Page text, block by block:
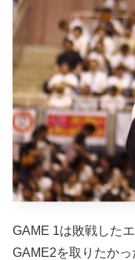
GAME 1は敗戦した
GAME2を取りたかっ